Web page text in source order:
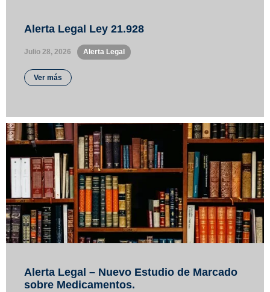
Alerta Legal Ley 21.928
Julio 28, 2026 Alerta Legal
Ver más
Alerta Legal – Nuevo Estudio de Marcado
sobre Medicamentos.